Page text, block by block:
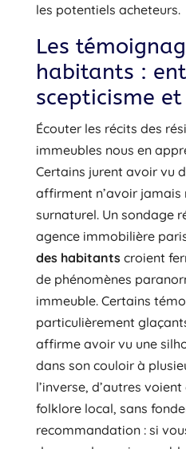
les potentiels acheteurs.
Les
habitants :
scepticisme
Écouter les récits des
immeubles nous en
Certains jurent avoir vu
affirment n’avoir jamais
surnaturel. Un sondage
agence immobilière
des habitantscroient
de phénomènes
immeuble. Certains
particulièrement
affirme avoir vu une
dans son couloir à
l’inverse, d’autres
folklore local, sans
recommandation : si